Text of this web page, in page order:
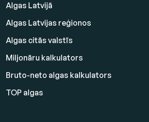
Algas Latvijā
Algas Latvijas reģionos
Algas citās valstīs
Miljonāru kalkulators
Bruto-neto algas kalkulators
TOP algas